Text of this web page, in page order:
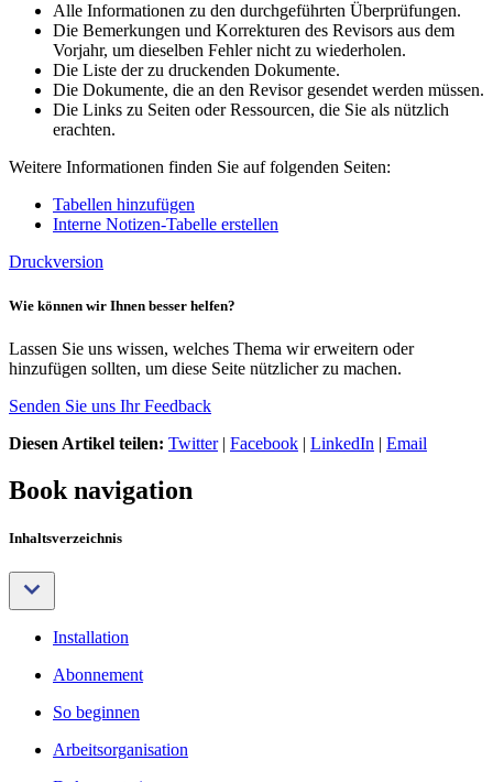
Alle Informationen zu den durchgeführten Überprüfungen.
Die Bemerkungen und Korrekturen des Revisors aus dem
Vorjahr, um dieselben Fehler nicht zu wiederholen.
Die Liste der zu druckenden Dokumente.
Die Dokumente, die an den Revisor gesendet werden müssen.
Die Links zu Seiten oder Ressourcen, die Sie als nützlich
erachten.
Weitere Informationen finden Sie auf folgenden Seiten:
Tabellen hinzufügen
Interne Notizen-Tabelle erstellen
Druckversion
Wie können wir Ihnen besser helfen?
Lassen Sie uns wissen, welches Thema wir erweitern oder
hinzufügen sollten, um diese Seite nützlicher zu machen.
Senden Sie uns Ihr Feedback
Diesen Artikel teilen: Twitter| Facebook | LinkedIn | Email
Book navigation
Inhaltsverzeichnis
Installation
Abonnement
So beginnen
Arbeitsorganisation